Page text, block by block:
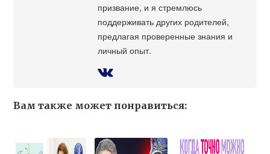
призвание, и я стремлюсь
поддерживать других родителей,
предлагая проверенные знания и
личный опыт.
Вам также может понравиться: